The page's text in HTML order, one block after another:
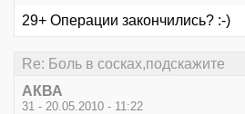
29+ Операции закончились? :-)
Re: Боль в сосках,подскажите
АКВА
31 - 20.05.2010 - 11:22